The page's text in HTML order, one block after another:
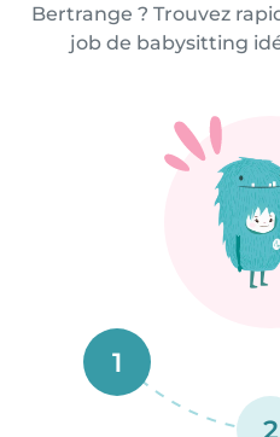
Bertrange ? Trouvez
job de babysitting
1
2